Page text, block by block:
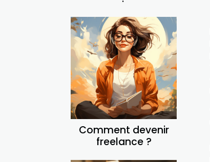
Comment devenir
freelance ?